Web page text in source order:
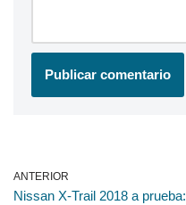
ANTERIOR
Nissan X-Trail 2018 a prueba: